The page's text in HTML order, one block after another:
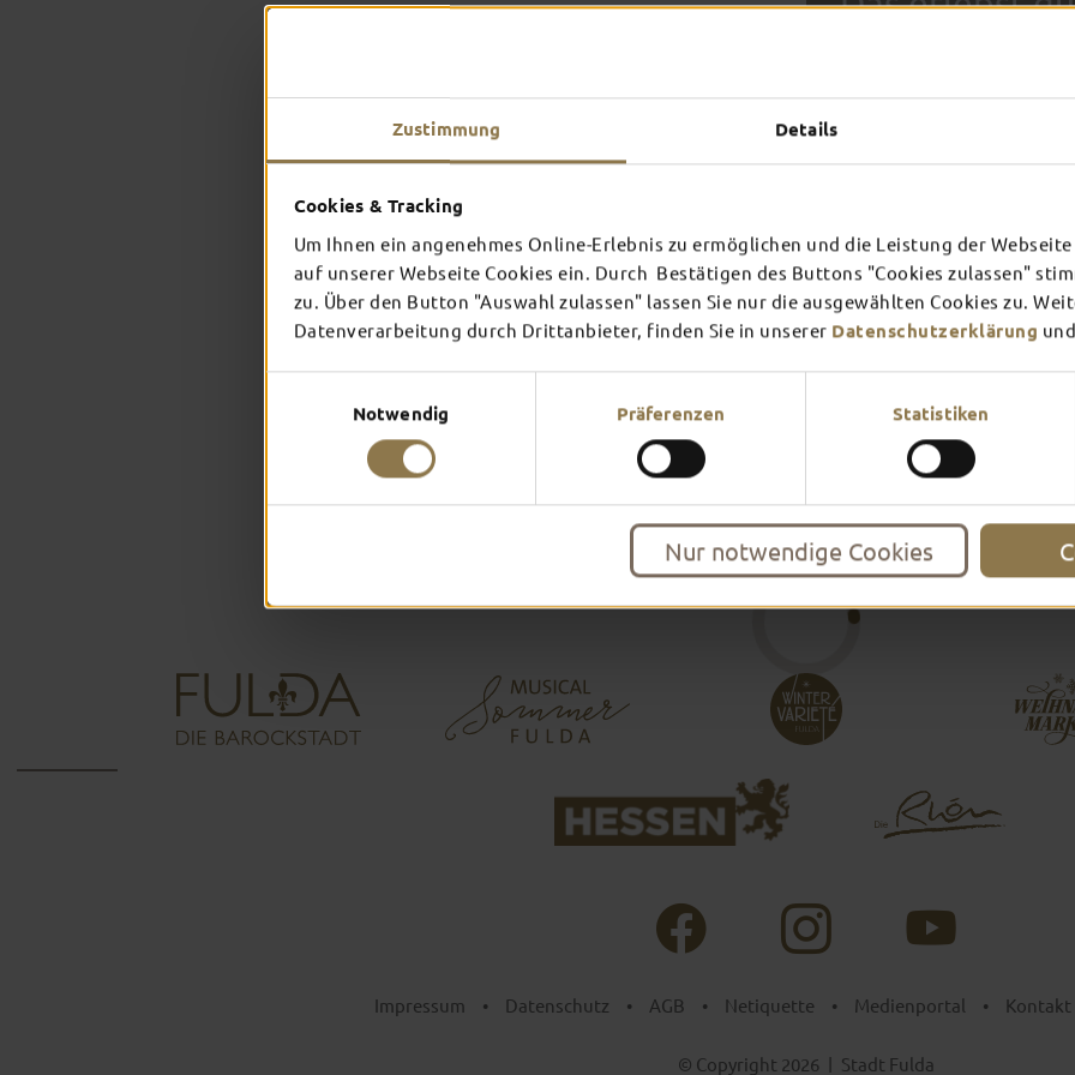
Zustimmung Details
Cookies & Tracking
Um Ihnen ein angenehmes Online-Erlebnis zu ermöglichen und die Leistung der
auf unserer Webseite Cookies ein. Durch Bestätigen des Buttons "Cookies zulassen"
zu. Über den Button "Auswahl zulassen" lassen Sie nur die ausgewählten Cookies zu.
Datenverarbeitung durch Drittanbieter, finden Sie in unserer Datenschutzerklärung
Notwendig Präferenzen Statistiken
Nur notwendige Cookies
THEATER
Mehr erfahren Mehr
FULDA AN
Inspiration ansehen
TOP-
In Fulda ist irgendwo immer
Theater – entdecke hier
Impressum • Datenschutz • AGB • Netiquette • Medienportal • Kontakt
© Copyright 2026 | Stadt Fulda